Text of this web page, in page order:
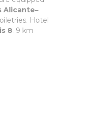
Alicante–
Hotel
8. 9 km